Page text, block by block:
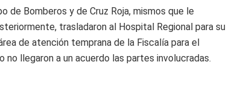
de Bomberos y de Cruz Roja, mismos que le
trasladaron al Hospital Regional para su
de atención temprana de la Fiscalía para el
llegaron a un acuerdo las partes involucradas.